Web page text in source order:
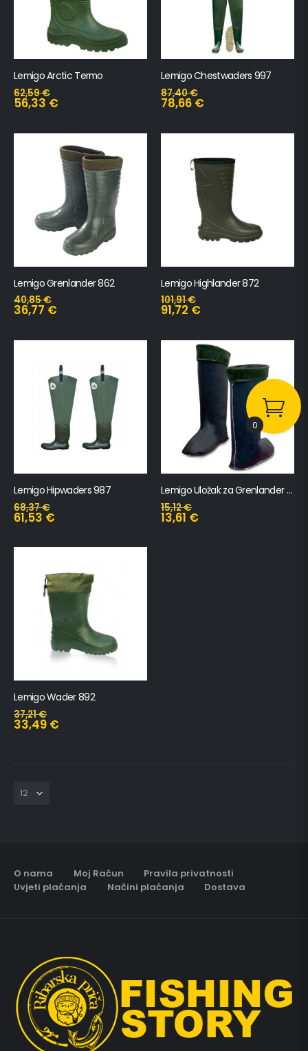
Lemigo Arctic Termo
62,59€
56,33 €
Lemigo Chestwaders 997
87,40€
78,66 €
Lemigo Grenlander 862
40,85€
36,77 €
Lemigo Highlander 872
101,91€
91,72 €
Lemigo Hipwaders 987
68,37€
61,53 €
Lemigo Uložak za Grenlander Čizme
15,12€
13,61 €
Lemigo Wader 892
37,21€
33,49 €
O nama Moj Račun
Pravila privatnosti
Uvjeti plaćanja
Načini plaćanja Dostava
0